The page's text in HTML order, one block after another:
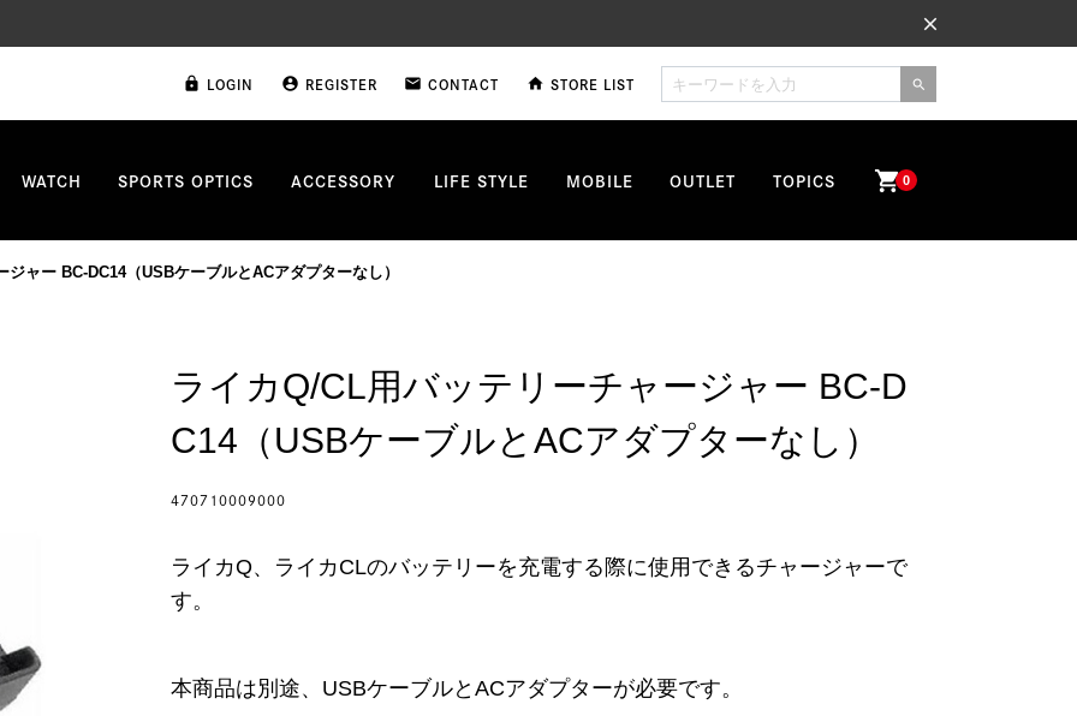
close
lock LOGIN account_circle REGISTER email CONTACT home STORE LIST search
WATCH SPORTS OPTICS ACCESSORY LIFE STYLE MOBILE OUTLET TOPICS shopping_cart0
ャー BC-DC14（USBケーブルとACアダプターなし）
ライカQ/CL用バッテリーチャージャー BC-D
C14（USBケーブルとACアダプターなし）
470710009000
ライカQ、ライカCLのバッテリーを充電する際に使用できるチャージャーで
す。
本商品は別途、USBケーブルとACアダプターが必要です。